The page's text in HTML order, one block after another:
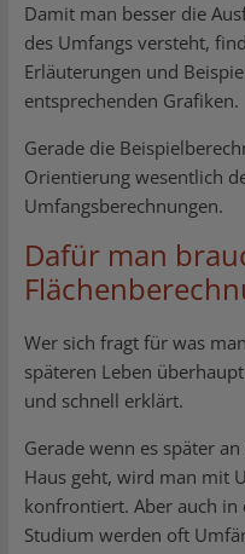
Damit man besser die
des Umfangs versteht,
Erläuterungen und
entsprechenden Grafiken.
Gerade die
Orientierung wesentlich
Umfangsberechnungen.
Dafür man
Wer sich fragt für was
späteren Leben
und schnell erklärt.
Gerade wenn es später
Haus geht, wird man mit
konfrontiert. Aber auch
Studium werden oft